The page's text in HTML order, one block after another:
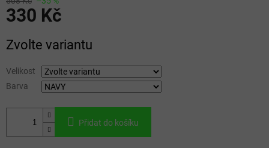
330 Kč
cena:
Zvolte variantu
Velikost
Barva
Přidat do košíku